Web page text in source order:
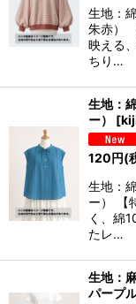
生地：
朱赤）
映える
ちり…
生地：
ー）
[
120円(
生地：
ー） 【
く、綿
たレ…
生地：
パープル